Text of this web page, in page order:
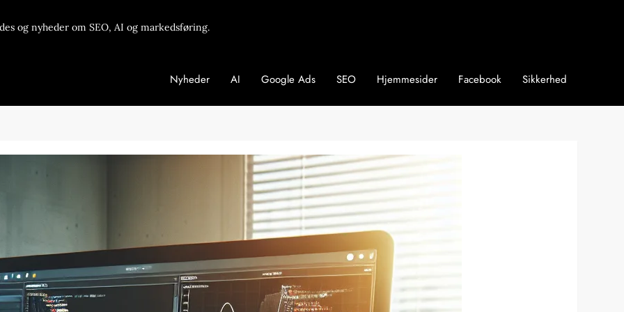
og nyheder om SEO, AI og markedsføring.
Nyheder AI Google Ads SEO Hjemmesider Facebook Sikkerhed